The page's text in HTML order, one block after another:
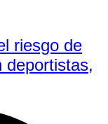
riesgo de
deportistas,